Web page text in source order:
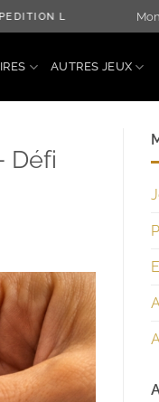
LE JOUR MÊME
AUTRES JEUX
Défi